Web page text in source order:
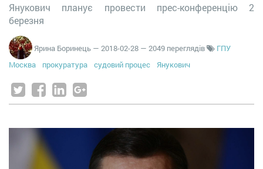
Янукович планує провести прес-конференцію 2
березня
Ярина Боринець — 2018-02-28 — 2049 переглядів
ГПУ
Москва
прокуратура судовий процес Янукович